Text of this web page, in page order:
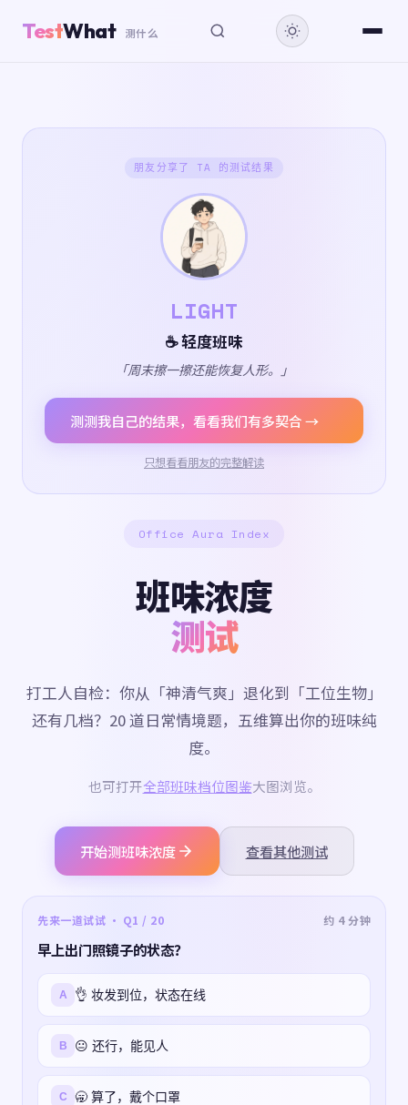
TestWhat 测什么
朋友分享了 TA 的测试结果
LIGHT
☕ 轻度班味
「周末擦一擦还能恢复人形。」
测测我自己的结果，看看我们有多契合 →
只想看看朋友的完整解读
Office Aura Index
班味浓度
测试
打工人自检：你从「神清气爽」退化到「工位生物」
还有几档？20 道日常情境题，五维算出你的班味纯
度。
也可打开全部班味档位图鉴大图浏览。
开始测班味浓度 查看其他测试
先来一道试试 · Q1 / 20 约 4 分钟
早上出门照镜子的状态？
A 👌 妆发到位，状态在线
B 😐 还行，能见人
C 🥱 算了，戴个口罩